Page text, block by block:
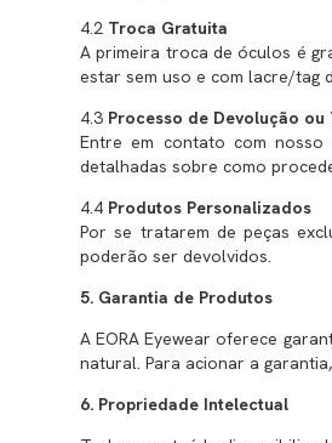
4.2 Troca Gratuita
A primeira troca de óculos é
estar sem uso e com lacre/tag
4.3 Processo de Devolução ou
Entre em contato com
detalhadas sobre como
4.4 Produtos Personalizados
Por se tratarem de peças
poderão ser devolvidos.
5. Garantia de Produtos
A EORA Eyewear oferece
natural. Para acionar a
6. Propriedade Intelectual